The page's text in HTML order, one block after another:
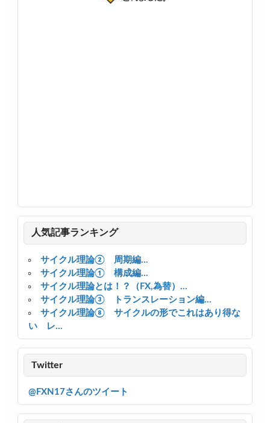
人気記事ランキング
サイクル理論② 周期編...
サイクル理論① 構成編...
サイクル理論とは！？（FX,為替）...
サイクル理論③ トランスレーション編...
サイクル理論⑧ サイクルの形でこれはあり得な
い レ...
Twitter
@FXN17さんのツイート